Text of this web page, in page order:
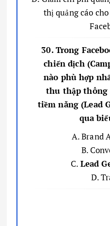
thị quảng cáo
30. Trong
chiến dịch
nào phù hợp
thu thập thông
tiềm năng (Lead
qua
A. Brand
B.
C. Lead
D.